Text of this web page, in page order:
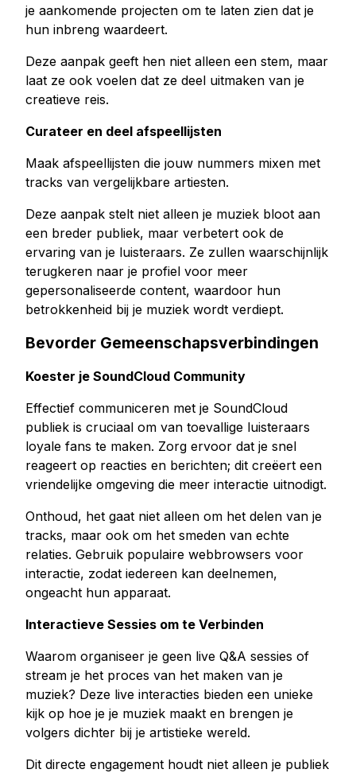
je aankomende projecten om te laten zien dat je
hun inbreng waardeert.
Deze aanpak geeft hen niet alleen een stem, maar
laat ze ook voelen dat ze deel uitmaken van je
creatieve reis.
Curateer en deel afspeellijsten
Maak afspeellijsten die jouw nummers mixen met
tracks van vergelijkbare artiesten.
Deze aanpak stelt niet alleen je muziek bloot aan
een breder publiek, maar verbetert ook de
ervaring van je luisteraars. Ze zullen waarschijnlijk
terugkeren naar je profiel voor meer
gepersonaliseerde content, waardoor hun
betrokkenheid bij je muziek wordt verdiept.
Bevorder Gemeenschapsverbindingen
Koester je SoundCloud Community
Effectief communiceren met je SoundCloud
publiek is cruciaal om van toevallige luisteraars
loyale fans te maken. Zorg ervoor dat je snel
reageert op reacties en berichten; dit creëert een
vriendelijke omgeving die meer interactie uitnodigt.
Onthoud, het gaat niet alleen om het delen van je
tracks, maar ook om het smeden van echte
relaties. Gebruik populaire webbrowsers voor
interactie, zodat iedereen kan deelnemen,
ongeacht hun apparaat.
Interactieve Sessies om te Verbinden
Waarom organiseer je geen live Q&A sessies of
stream je het proces van het maken van je
muziek? Deze live interacties bieden een unieke
kijk op hoe je je muziek maakt en brengen je
volgers dichter bij je artistieke wereld.
Dit directe engagement houdt niet alleen je publiek